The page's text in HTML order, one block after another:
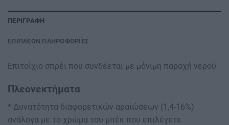
ΠΕΡΙΓΡΑΦΉ
ΕΠΙΠΛΈΟΝ ΠΛΗΡΟΦΟΡΊΕΣ
Επιτοίχιο σπρέι που συνδέεται με μόνιμη παροχή νερού
Πλεονεκτήματα
* Δυνατότητα διαφορετικών αραιώσεων (1,4-16%)
ανάλογα με το χρώμα του μπέκ που επιλέγετε